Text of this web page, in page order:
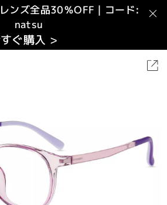
ンズ全品30％OFF｜コード:
natsu
ぐ購入 >